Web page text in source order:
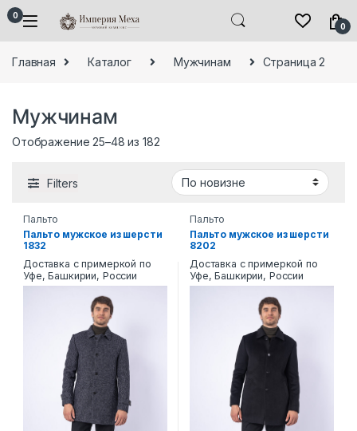
Skip to navigation
Skip to content
0
0
Главная Каталог Мужчинам Страница 2
Мужчинам
Отображение 25–48 из 182Сортировка: самые недавние
Filters
Пальто
Пальто мужское из шерсти
1832
Доставка с примеркой по
Уфе, Башкирии, России
Пальто
Пальто мужское из шерсти
8202
Доставка с примеркой по
Уфе, Башкирии, России